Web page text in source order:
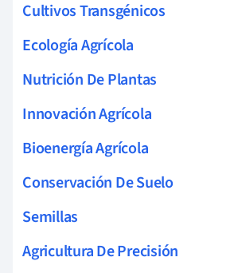
Cultivos Transgénicos
Ecología Agrícola
Nutrición De Plantas
Innovación Agrícola
Bioenergía Agrícola
Conservación De Suelo
Semillas
Agricultura De Precisión